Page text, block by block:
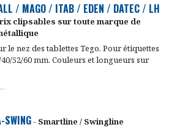
/ MAGO / ITAB / EDEN / DATEC / LH
clipsables sur toute marque de
le nez des tablettes Tego. Pour étiquettes
52/60 mm. Couleurs et longueurs sur
SWING- Smartline / Swingline